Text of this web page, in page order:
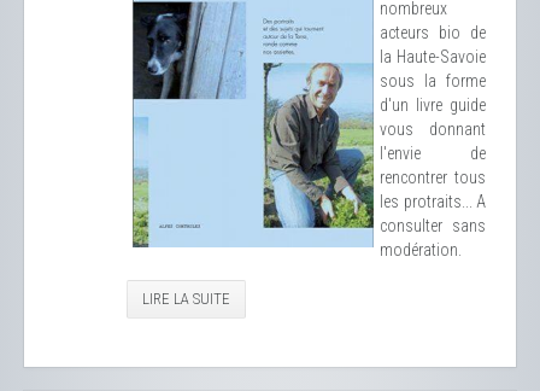
nombreux
acteurs bio de
la Haute-Savoie
sous la forme
d'un livre guide
vous donnant
l'envie de
rencontrer tous
les protraits... A
consulter sans
modération.
LIRE LA SUITE